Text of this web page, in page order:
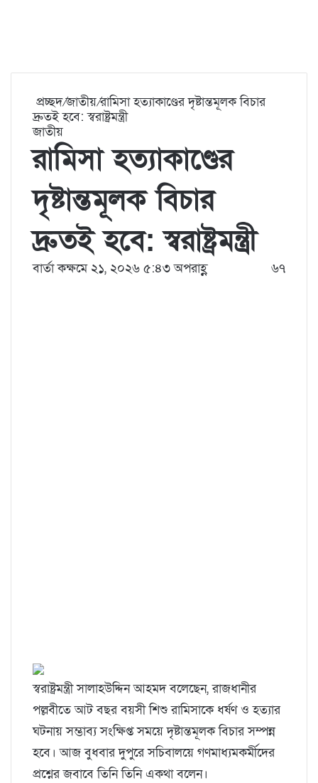
প্রচ্ছদ/জাতীয়/রামিসা হত্যাকাণ্ডের দৃষ্টান্তমূলক বিচার
দ্রুতই হবে: স্বরাষ্ট্রমন্ত্রী
জাতীয়
রামিসা হত্যাকাণ্ডের
দৃষ্টান্তমূলক বিচার
দ্রুতই হবে: স্বরাষ্ট্রমন্ত্রী
বার্তা কক্ষমে ২১, ২০২৬ ৫:৪৩ অপরাহ্ণ ৬৭
স্বরাষ্ট্রমন্ত্রী সালাহউদ্দিন আহমদ বলেছেন, রাজধানীর
পল্লবীতে আট বছর বয়সী শিশু রামিসাকে ধর্ষণ ও হত্যার
ঘটনায় সম্ভাব্য সংক্ষিপ্ত সময়ে দৃষ্টান্তমূলক বিচার সম্পন্ন
হবে। আজ বুধবার দুপুরে সচিবালয়ে গণমাধ্যমকর্মীদের
প্রশ্নের জবাবে তিনি তিনি একথা বলেন।